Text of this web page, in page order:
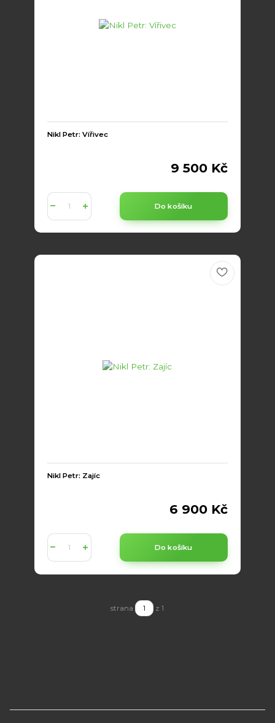
Nikl Petr: Vířivec
9 500 Kč
Do košíku
Nikl Petr: Zajíc
6 900 Kč
Do košíku
strana z 1